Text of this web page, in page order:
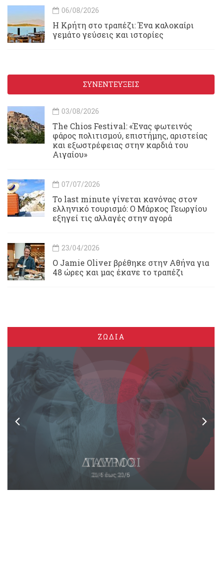
06/08/2026
Η Κρήτη στο τραπέζι: Ένα καλοκαίρι
γεμάτο γεύσεις και ιστορίες
ΣΥΝΕΝΤΕΥΞΕΙΣ
03/08/2026
Τhe Chios Festival: «Ένας φωτεινός
φάρος πολιτισμού, επιστήμης, αριστείας
και εξωστρέφειας στην καρδιά του
Αιγαίου»
07/07/2026
Το last minute γίνεται κανόνας στον
ελληνικό τουρισμό: Ο Μάρκος Γεωργίου
εξηγεί τις αλλαγές στην αγορά
23/04/2026
Ο Jamie Oliver βρέθηκε στην Αθήνα για
48 ώρες και μας έκανε το τραπέζι
ΖΩΔΙΑ